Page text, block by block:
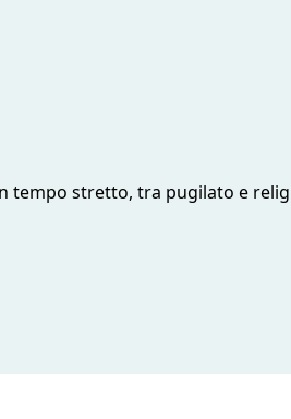
tempo stretto, tra pugilato e